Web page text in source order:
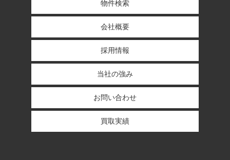
物件検索
会社概要
採用情報
当社の強み
お問い合わせ
買取実績